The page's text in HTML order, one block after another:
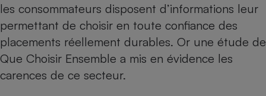
les consommateurs disposent d’informations leur
permettant de choisir en toute confiance des
placements réellement durables. Or une étude de
Que Choisir Ensemble a mis en évidence les
carences de ce secteur.
Plaque de cuisson à
induction
Téléphone mobile -
Smartphone